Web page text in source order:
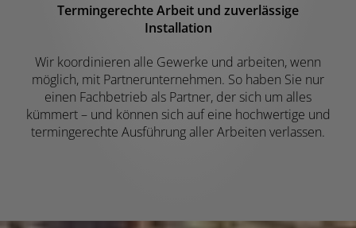
Termingerechte Arbeit und zuverlässige
Installation
Wir koordinieren alle Gewerke und arbeiten, wenn
möglich, mit Partnerunternehmen. So haben Sie nur
einen Fachbetrieb als Partner, der sich um alles
kümmert – und können sich auf eine hochwertige und
termingerechte Ausführung aller Arbeiten verlassen.